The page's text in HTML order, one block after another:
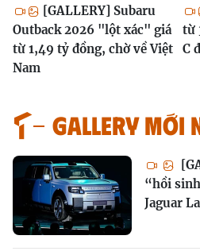
[GALLERY] Subaru
Outback 2026 "lột xác" giá
từ 1,49 tỷ đồng, chờ về Việt
Nam
từ
C
GALLERY MỚI
“hồi
Jaguar